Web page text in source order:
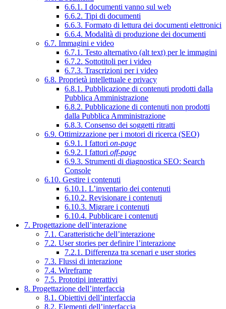
6.6.1. I documenti vanno sul web
6.6.2. Tipi di documenti
6.6.3. Formato di lettura dei documenti elettronici
6.6.4. Modalità di produzione dei documenti
6.7. Immagini e video
6.7.1. Testo alternativo (alt text) per le immagini
6.7.2. Sottotitoli per i video
6.7.3. Trascrizioni per i video
6.8. Proprietà intellettuale e privacy
6.8.1. Pubblicazione di contenuti prodotti dalla
Pubblica Amministrazione
6.8.2. Pubblicazione di contenuti non prodotti
dalla Pubblica Amministrazione
6.8.3. Consenso dei soggetti ritratti
6.9. Ottimizzazione per i motori di ricerca (SEO)
6.9.1. I fattori on-page
6.9.2. I fattori off-page
6.9.3. Strumenti di diagnostica SEO: Search
Console
6.10. Gestire i contenuti
6.10.1. L’inventario dei contenuti
6.10.2. Revisionare i contenuti
6.10.3. Migrare i contenuti
6.10.4. Pubblicare i contenuti
7. Progettazione dell’interazione
7.1. Caratteristiche dell’interazione
7.2. User stories per definire l’interazione
7.2.1. Differenza tra scenari e user stories
7.3. Flussi di interazione
7.4. Wireframe
7.5. Prototipi interattivi
8. Progettazione dell’interfaccia
8.1. Obiettivi dell’interfaccia
8.2. Elementi dell’interfaccia